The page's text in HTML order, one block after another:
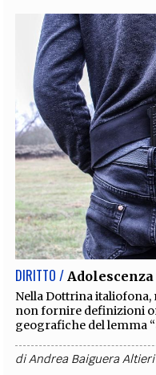
DIRITTO /
Nella Dottrina
non fornire definizioni
geografiche del lemma
diAndrea Baiguera Altieri